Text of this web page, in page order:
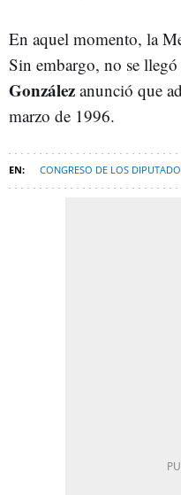
En aquel momento, la
Sin embargo, no se
González anunció que
marzo de 1996.
CONGRESO DE LOS